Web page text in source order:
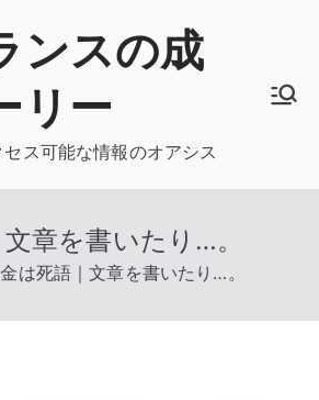
ンスの成
リー
ス可能な情報のオアシス
章を書いたり…。
は死語｜文章を書いたり…。